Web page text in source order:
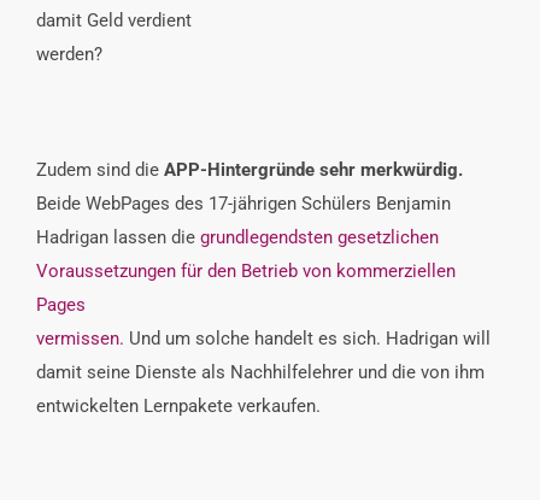
damit Geld verdient
werden?
Zudem sind die APP-Hintergründe sehr merkwürdig.
Beide WebPages des 17-jährigen Schülers Benjamin
Hadrigan lassen die grundlegendsten gesetzlichen
Voraussetzungen für den Betrieb von kommerziellen
Pages
vermissen. Und um solche handelt es sich. Hadrigan will
damit seine Dienste als Nachhilfelehrer und die von ihm
entwickelten Lernpakete verkaufen.